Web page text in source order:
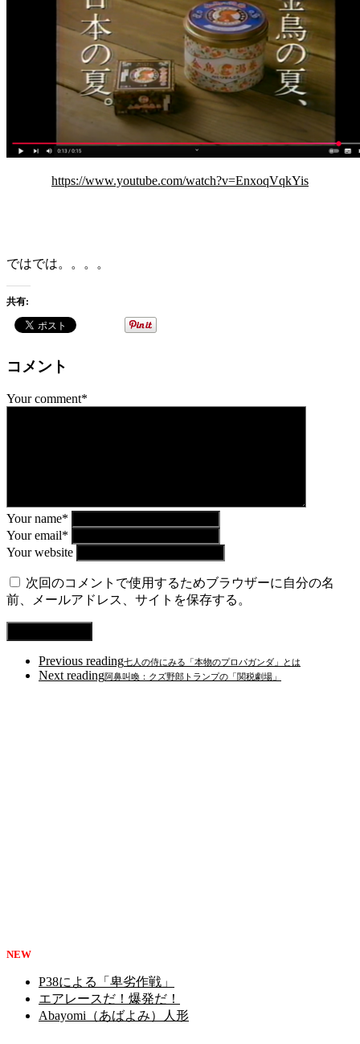
https://www.youtube.com/watch?v=EnxoqVqkYis
ではでは。。。。
共有:
コメント
Your comment*
Your name*
Your email*
Your website
次回のコメントで使用するためブラウザーに自分の名
前、メールアドレス、サイトを保存する。
Previous reading七人の侍にみる「本物のプロパガンダ」とは
Next reading阿鼻叫喚：クズ野郎トランプの「関税劇場」
NEW
P38による「卑劣作戦」
エアレースだ！爆発だ！
Abayomi（あばよみ）人形